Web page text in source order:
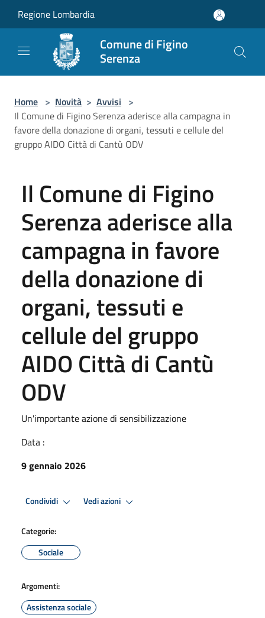
Regione Lombardia
Comune di Figino
Serenza
Home > Novità > Avvisi >
Il Comune di Figino Serenza aderisce alla campagna in
favore della donazione di organi, tessuti e cellule del
gruppo AIDO Città di Cantù ODV
Il Comune di Figino
Serenza aderisce alla
campagna in favore
della donazione di
organi, tessuti e
cellule del gruppo
AIDO Città di Cantù
ODV
Un'importante azione di sensibilizzazione
Data :
9 gennaio 2026
Condividi Vedi azioni
Categorie:
Sociale
Argomenti:
Assistenza sociale